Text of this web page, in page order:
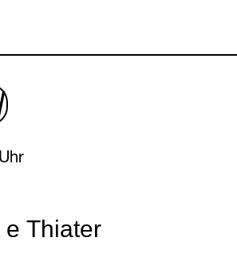
e Thiater
29 January 2027